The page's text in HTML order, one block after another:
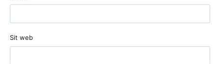
Sit web